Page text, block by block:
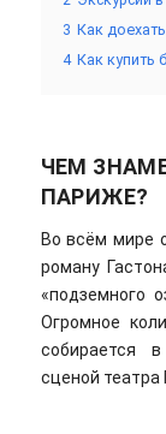
3 Как
4 Как купить
ЧЕМ
ПАРИЖЕ?
Во всём мире
роману
«подземного
Огромное
собирается
сценой театра